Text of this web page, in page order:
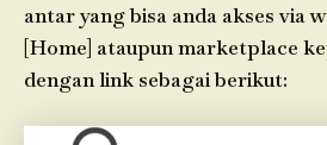
antar yang bisa anda akses via
[Home] ataupun marketplace
dengan link sebagai berikut: